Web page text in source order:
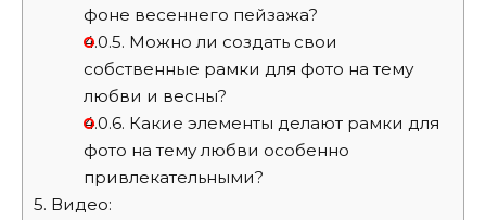
фоне весеннего пейзажа?
4.0.5. Можно ли создать свои
собственные рамки для фото на тему
любви и весны?
4.0.6. Какие элементы делают рамки для
фото на тему любви особенно
привлекательными?
5. Видео: